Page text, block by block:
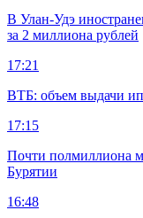
В Улан-Удэ
за 2 миллиона рублей
17:21
ВТБ: объем выдачи
17:15
Почти полмиллиона
Бурятии
16:48